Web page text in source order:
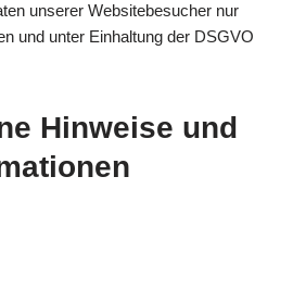
unserer Websitebesucher nur
und unter Einhaltung der DSGVO
Hinweise und